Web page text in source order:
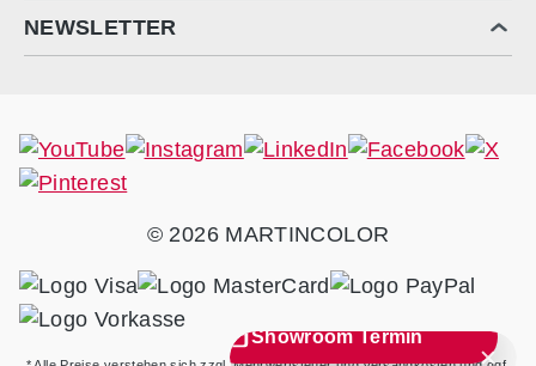
NEWSLETTER
© 2026 MARTINCOLOR
Showroom Termin